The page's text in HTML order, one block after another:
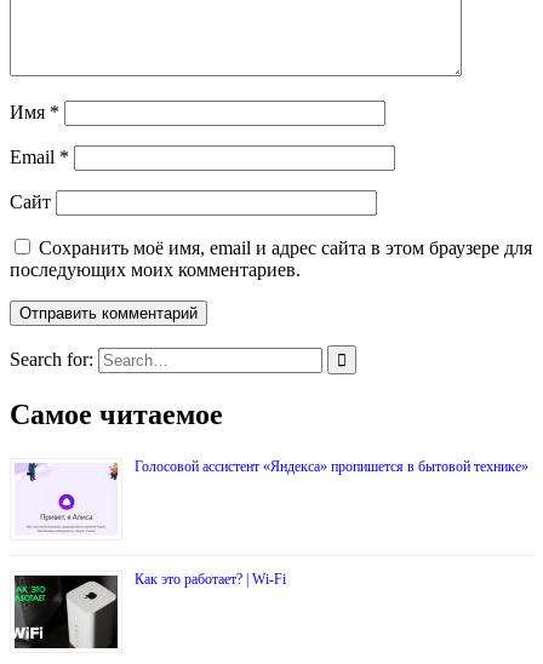
Имя *
Email *
Сайт
Сохранить моё имя, email и адрес сайта в этом браузере для
последующих моих комментариев.
Search for:
Самое читаемое
Голосовой ассистент «Яндекса» пропишется в бытовой технике»
Как это работает? | Wi-Fi